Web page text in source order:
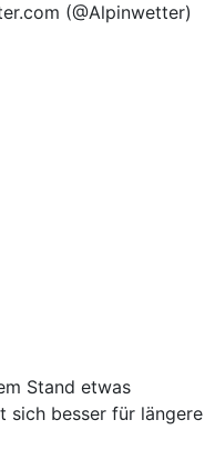
(@Alpinwetter)
Stand etwas
sich besser für längere